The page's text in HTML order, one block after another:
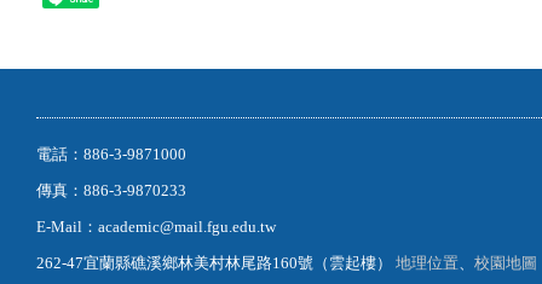
電話：886-3-9871000
傳真：886-3-9870233
E-Mail：academic@mail.fgu.edu.tw
262-47宜蘭縣礁溪鄉林美村林尾路160號（雲起樓） 地理位置
校園地圖